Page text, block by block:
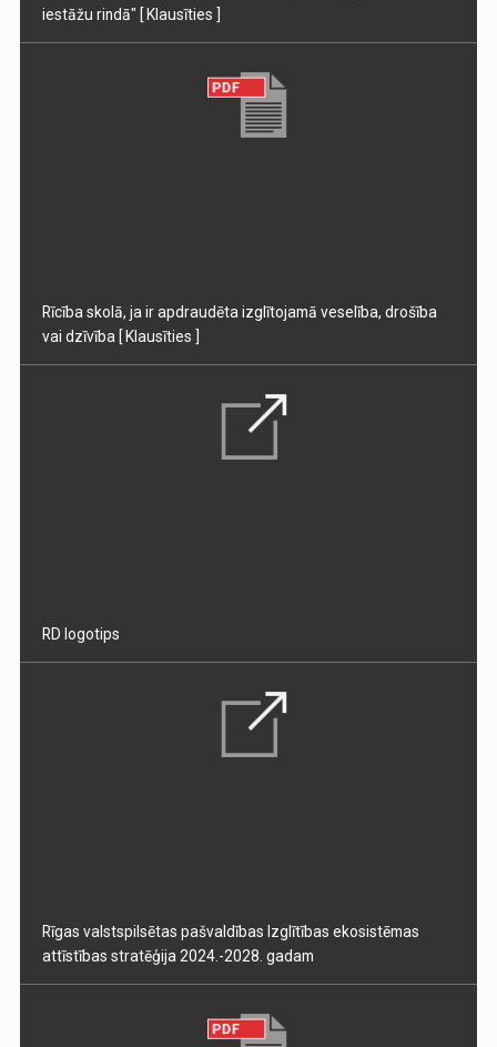
iestāžu rindā" [ Klausīties ]
Rīcība skolā, ja ir apdraudēta izglītojamā veselība, drošība
vai dzīvība [ Klausīties ]
RD logotips
Rīgas valstspilsētas pašvaldības Izglītības ekosistēmas
attīstības stratēģija 2024.-2028. gadam